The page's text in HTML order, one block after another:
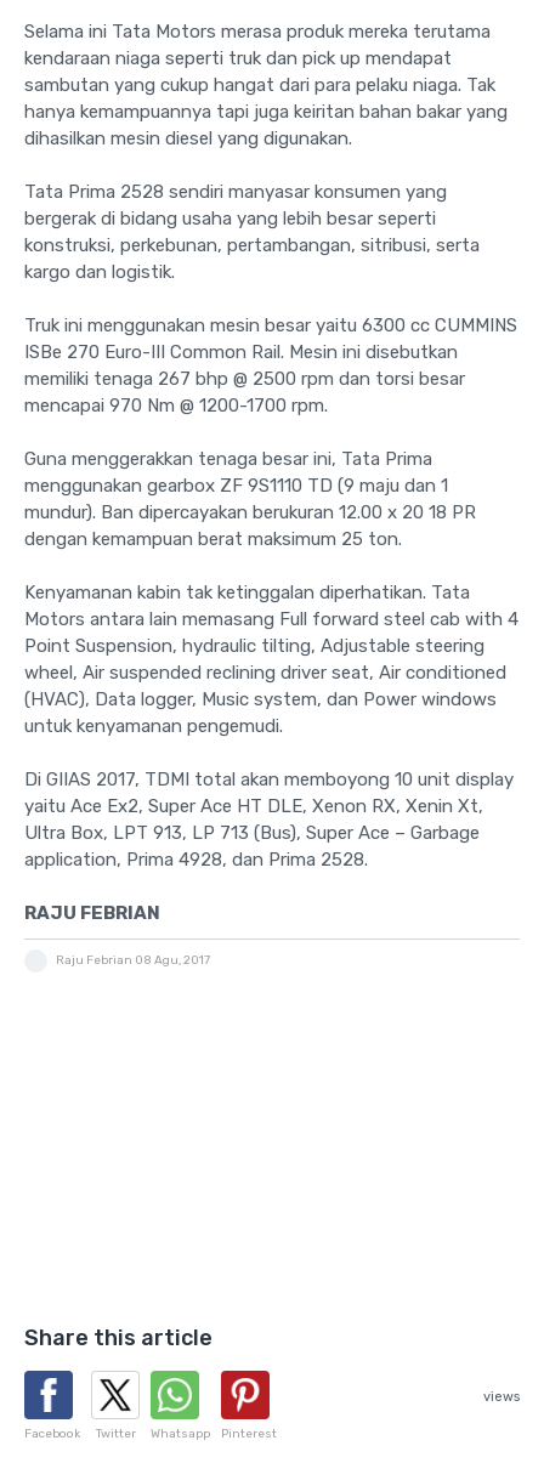
Selama ini Tata Motors merasa produk mereka terutama
kendaraan niaga seperti truk dan pick up mendapat
sambutan yang cukup hangat dari para pelaku niaga. Tak
hanya kemampuannya tapi juga keiritan bahan bakar yang
dihasilkan mesin diesel yang digunakan.
Tata Prima 2528 sendiri manyasar konsumen yang
bergerak di bidang usaha yang lebih besar seperti
konstruksi, perkebunan, pertambangan, sitribusi, serta
kargo dan logistik.
Truk ini menggunakan mesin besar yaitu 6300 cc CUMMINS
ISBe 270 Euro-III Common Rail. Mesin ini disebutkan
memiliki tenaga 267 bhp @ 2500 rpm dan torsi besar
mencapai 970 Nm @ 1200-1700 rpm.
Guna menggerakkan tenaga besar ini, Tata Prima
menggunakan gearbox ZF 9S1110 TD (9 maju dan 1
mundur). Ban dipercayakan berukuran 12.00 x 20 18 PR
dengan kemampuan berat maksimum 25 ton.
Kenyamanan kabin tak ketinggalan diperhatikan. Tata
Motors antara lain memasang Full forward steel cab with 4
Point Suspension, hydraulic tilting, Adjustable steering
wheel, Air suspended reclining driver seat, Air conditioned
(HVAC), Data logger, Music system, dan Power windows
untuk kenyamanan pengemudi.
Di GIIAS 2017, TDMI total akan memboyong 10 unit display
yaitu Ace Ex2, Super Ace HT DLE, Xenon RX, Xenin Xt,
Ultra Box, LPT 913, LP 713 (Bus), Super Ace – Garbage
application, Prima 4928, dan Prima 2528.
RAJU FEBRIAN
Raju Febrian 08 Agu, 2017
Share this article
Facebook Twitter Whatsapp Pinterest
views